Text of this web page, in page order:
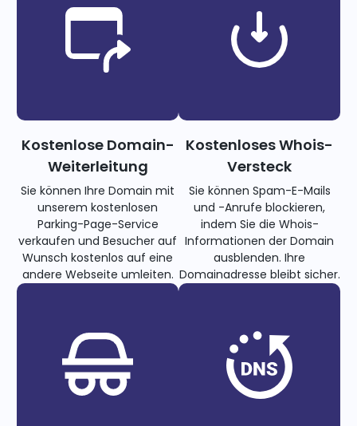
Kostenlose Domain-
Weiterleitung
Sie können Ihre Domain mit
unserem kostenlosen
Parking-Page-Service
verkaufen und Besucher auf
Wunsch kostenlos auf eine
andere Webseite umleiten.
Kostenloses Whois-
Versteck
Sie können Spam-E-Mails
und -Anrufe blockieren,
indem Sie die Whois-
Informationen der Domain
ausblenden. Ihre
Domainadresse bleibt sicher.